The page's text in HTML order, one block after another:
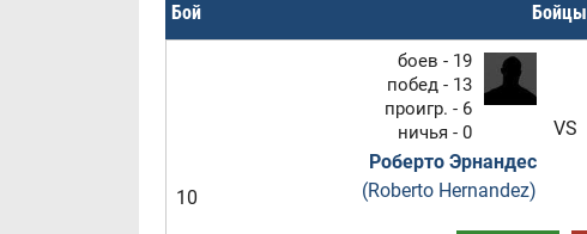
Бой Бойцы
10
боев - 19
побед - 13
проигр. - 6
ничья - 0
Роберто Эрнандес
(Roberto Hernandez)
VS